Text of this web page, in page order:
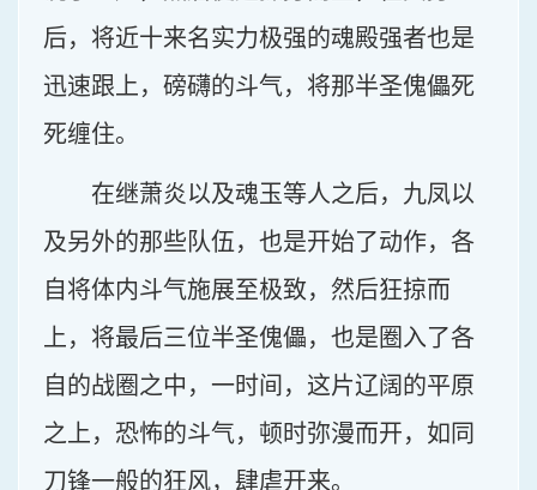
后，将近十来名实力极强的魂殿强者也是
迅速跟上，磅礴的斗气，将那半圣傀儡死
死缠住。
在继萧炎以及魂玉等人之后，九凤以
及另外的那些队伍，也是开始了动作，各
自将体内斗气施展至极致，然后狂掠而
上，将最后三位半圣傀儡，也是圈入了各
自的战圈之中，一时间，这片辽阔的平原
之上，恐怖的斗气，顿时弥漫而开，如同
刀锋一般的狂风，肆虐开来。